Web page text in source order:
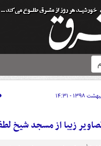
زیبا از مسجد شیخ